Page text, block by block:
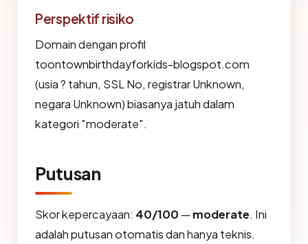
Perspektif risiko
Domain dengan profil
toontownbirthdayforkids-blogspot.com
(usia ? tahun, SSL No, registrar Unknown,
negara Unknown) biasanya jatuh dalam
kategori "moderate".
Putusan
Skor kepercayaan: 40/100 — moderate. Ini
adalah putusan otomatis dan hanya teknis.